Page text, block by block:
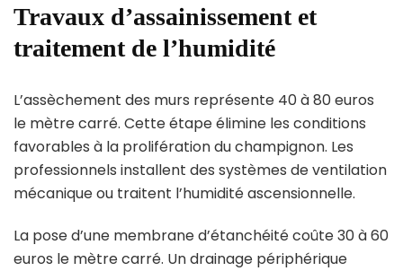
Travaux d’assainissement et
traitement de l’humidité
L’assèchement des murs représente 40 à 80 euros
le mètre carré. Cette étape élimine les conditions
favorables à la prolifération du champignon. Les
professionnels installent des systèmes de ventilation
mécanique ou traitent l’humidité ascensionnelle.
La pose d’une membrane d’étanchéité coûte 30 à 60
euros le mètre carré. Un drainage périphérique